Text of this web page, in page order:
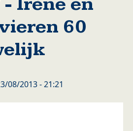
60
08/2013 - 21:21